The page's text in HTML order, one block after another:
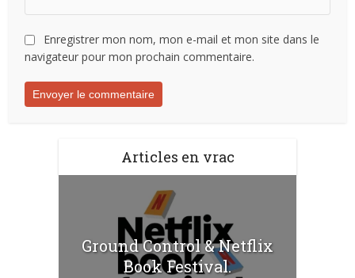
Enregistrer mon nom, mon e-mail et mon site dans le
navigateur pour mon prochain commentaire.
Articles en vrac
Ground Control & Netflix
Book Festival.